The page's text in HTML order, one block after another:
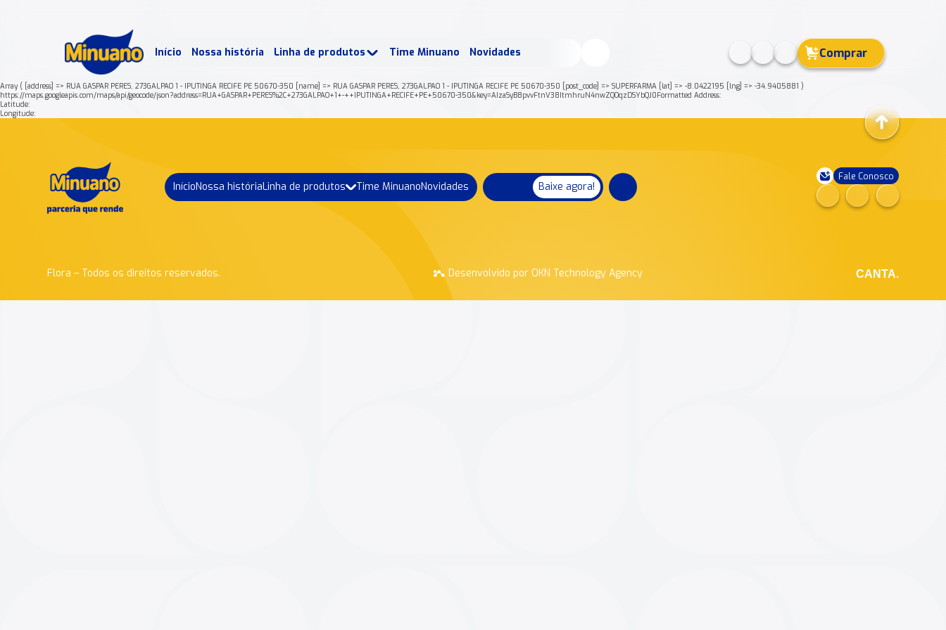
Início Nossa história Linha de produtos Time Minuano Novidades Comprar
Array ( [address] => RUA GASPAR PERES, 273GALPAO 1 - IPUTINGA RECIFE PE 50670-350 [name] => RUA GASPAR PERES, 273GALPAO 1 - IPUTINGA RECIFE PE 50670-350 [post_code] => SUPERFARMA [lat] => -8.0422195 [lng] => -34.9405881 )
https://maps.googleapis.com/maps/api/geocode/json?address=RUA+GASPAR+PERES%2C+273GALPAO+1+-++IPUTINGA+RECIFE+PE+50670-350&key=AIzaSyB8pvvFtnV38ItmhruN4nwZQOqzDSYbQJ0Formatted Address:
Latitude:
Longitude:
InícioNossa históriaLinha de produtos Time MinuanoNovidades Baixe agora!
Fale Conosco
Flora – Todos os direitos reservados. Desenvolvido por OKN Technology Agency CANTA.